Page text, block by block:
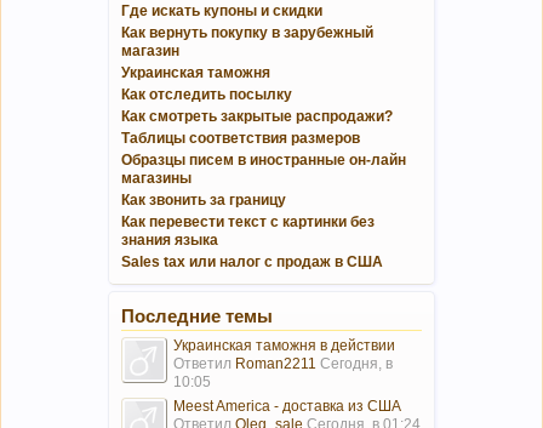
Где искать купоны и скидки
Как вернуть покупку в зарубежный
магазин
Украинская таможня
Как отследить посылку
Как смотреть закрытые распродажи?
Таблицы соответствия размеров
Образцы писем в иностранные он-лайн
магазины
Как звонить за границу
Как перевести текст с картинки без
знания языка
Sales tax или налог с продаж в США
Последние темы
Украинская таможня в действии
Ответил Roman2211 Сегодня, в
10:05
Meest America - доставка из США
Ответил Oleg_sale Сегодня, в 01:24